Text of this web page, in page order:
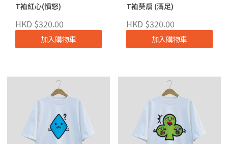
T裇紅心(憤怒)
HKD $320.00
加入購物車
T裇葵扇 (滿足)
HKD $320.00
加入購物車